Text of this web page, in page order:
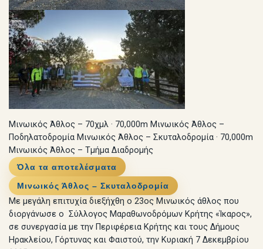
Μινωικός Άθλος – 70χμλ · 70,000m Μινωικός Άθλος –
Ποδηλατοδρομία Μινωικός Άθλος – Σκυταλοδρομία · 70,000m
Μινωικός Άθλος – Τμήμα Διαδρομής
Όλα τα αποτελέσματα
Μινωικός Άθλος – Σκυταλοδρομία
Με μεγάλη επιτυχία διεξήχθη ο 23ος Μινωικός άθλος που
διοργάνωσε ο Σύλλογος Μαραθωνοδρόμων Κρήτης «Ίκαρος»,
σε συνεργασία με την Περιφέρεια Κρήτης και τους Δήμους
Ηρακλείου, Γόρτυνας και Φαιστού, την Κυριακή 7 Δεκεμβρίου